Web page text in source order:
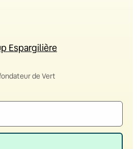
Espargilière
de Vert